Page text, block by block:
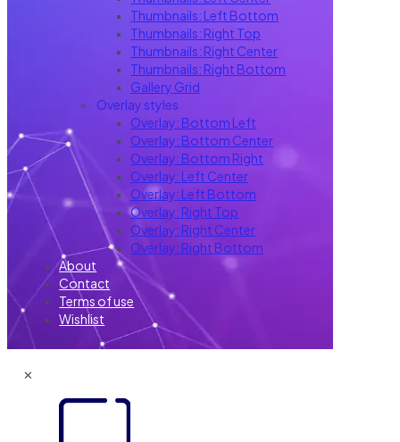
Thumbnails: Left Bottom
Thumbnails: Right Top
Thumbnails: Right Center
Thumbnails: Right Bottom
Gallery Grid
Overlay styles
Overlay: Bottom Left
Overlay: Bottom Center
Overlay: Bottom Right
Overlay: Left Center
Overlay: Left Bottom
Overlay: Right Top
Overlay: Right Center
Overlay: Right Bottom
About
Contact
Terms of use
Wishlist
✕